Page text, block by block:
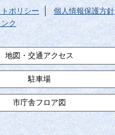
ポリシー
個人情報保護方針
ク
地図・交通アクセス
駐車場
市庁舎フロア図